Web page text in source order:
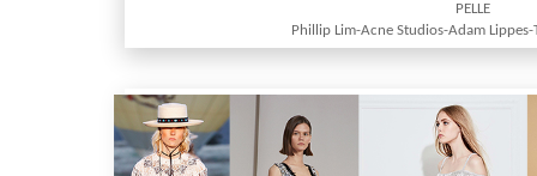
PELLE
Phillip Lim-Acne Studios-Adam